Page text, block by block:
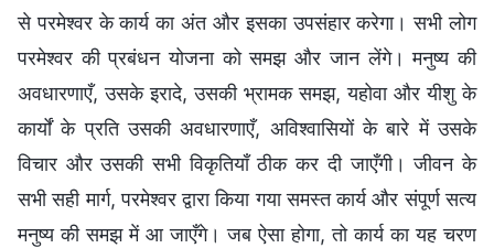
से परमेश्वर के कार्य का अंत और इसका उपसंहार करेगा। सभी लोग
परमेश्वर की प्रबंधन योजना को समझ और जान लेंगे। मनुष्य की
अवधारणाएँ, उसके इरादे, उसकी भ्रामक समझ, यहोवा और यीशु के
कार्यों के प्रति उसकी अवधारणाएँ, अविश्वासियों के बारे में उसके
विचार और उसकी सभी विकृतियाँ ठीक कर दी जाएँगी। जीवन के
सभी सही मार्ग, परमेश्वर द्वारा किया गया समस्त कार्य और संपूर्ण सत्य
मनुष्य की समझ में आ जाएँगे। जब ऐसा होगा, तो कार्य का यह चरण